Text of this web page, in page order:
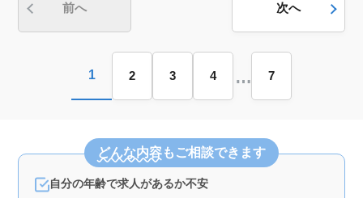
前へ 次へ
1 2 3 4 … 7
どんな内容もご相談できます
自分の年齢で求人があるか不安